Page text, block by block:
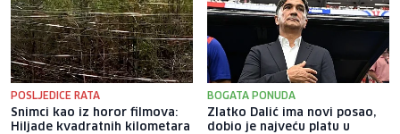
POSLJEDICE RATA
Snimci kao iz horor filmova:
Hiljade kvadratnih kilometara
BOGATA PONUDA
Zlatko Dalić ima novi posao,
dobio je najveću platu u